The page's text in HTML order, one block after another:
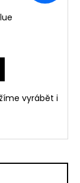
vyrábět i